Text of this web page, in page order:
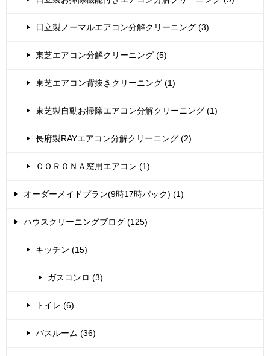
日立製ノーマルエアコン分解クリーニング (3)
東芝エアコン分解クリーニング (5)
東芝エアコン背抜きクリーニング (1)
東芝製自動お掃除エアコン分解クリーニング (1)
長府製RAYエアコン分解クリーニング (2)
ＣＯＲＯＮＡ窓用エアコン (1)
オーダーメイドプラン(9時17時パック) (1)
ハウスクリーニングブログ (125)
キッチン (15)
ガスコンロ (3)
トイレ (6)
バスルーム (36)